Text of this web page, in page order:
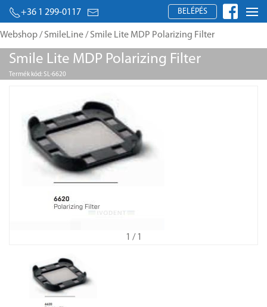
+36 1 299-0117 BELÉPÉS
Webshop/ SmileLine/ Smile Lite MDP Polarizing Filter
Smile Lite MDP Polarizing Filter
Termék kód: SL-6620
1 / 1